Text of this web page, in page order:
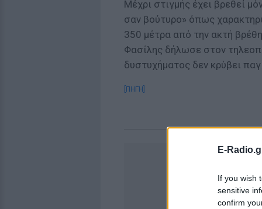
E-
If you wish
sensitive
confirm
Μέχρι στιγμής έχει βρεθεί
σαν βούτυρο» όπως
350 μέτρα από την ακτή
Φασίλης δήλωσε στον
δυστυχήματος δεν κρύβει
[ΠΗΓΗ]